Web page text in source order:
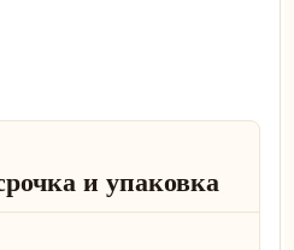
и упаковка